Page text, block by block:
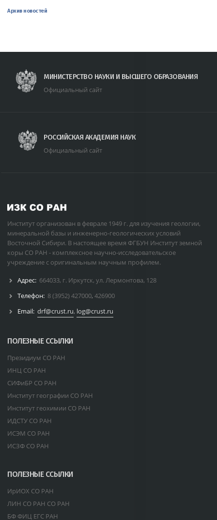
Архив новостей
МИНИСТЕРСТВО НАУКИ И ВЫСШЕГО ОБРАЗОВАНИЯ
Официальный сайт
РОССИЙСКАЯ АКАДЕМИЯ НАУК
Официальный сайт
Институт организован в феврале 1949 г. для изучения геологии,
минеральной базы и инженерно-геологических условий
Восточной Сибири. В настоящее время ФГБУН Институт земной
коры СО РАН - комплексное научно-исследовательское
учреждение с оригинальным научным профилем.
Адрес: 664033, г. Иркутск, ул. Лермонтова, 128
Телефон: 8 (3952) 427000, 426900
Email: drf@crust.ru, log@crust.ru
ПОЛЕЗНЫЕ ССЫЛКИ
Президиум СО РАН
ИНЦ СО РАН
СИФиБР СО РАН
Институт географии СО РАН
Институт геохимии СО РАН
ИДСТУ СО РАН
ИСЭМ СО РАН
ИСЗФ СО РАН
ПОЛЕЗНЫЕ ССЫЛКИ
ИрИОХ СО РАН
ЛИН СО РАН СО РАН
БФ ФИЦ ЕГС РАН